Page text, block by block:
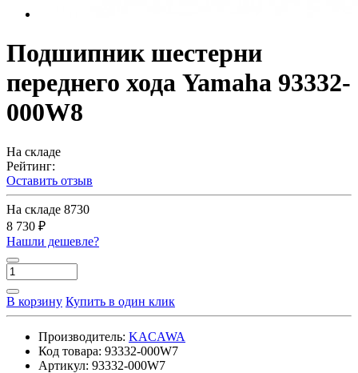
Подшипник шестерни
переднего хода Yamaha 93332-
000W8
На складе
Рейтинг:
Оставить отзыв
На складе 8730
8 730 ₽
Нашли дешевле?
В корзину Купить в один клик
Производитель: KACAWA
Код товара: 93332-000W7
Артикул: 93332-000W7